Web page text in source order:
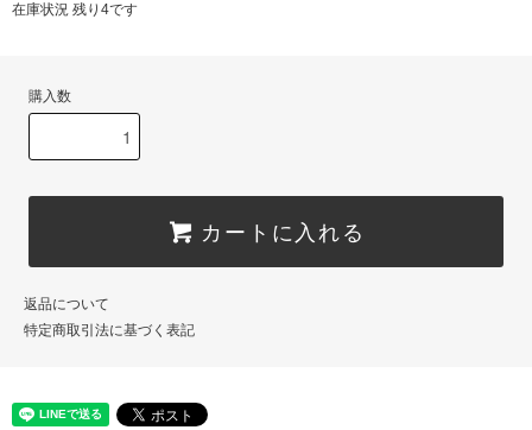
在庫状況 残り4です
購入数
カートに入れる
返品について
特定商取引法に基づく表記